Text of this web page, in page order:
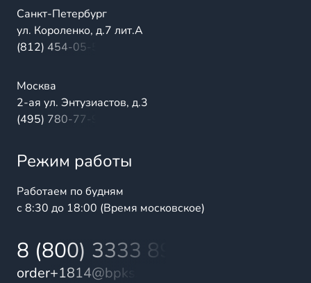
Санкт-Петербург
ул. Короленко, д.7 лит.А
(812) 454-05-54
Москва
2-ая ул. Энтузиастов, д.3
(495) 780-77-98
Режим работы
Работаем по будням
с 8:30 до 18:00 (Время московское)
8 (800) 3333 899
order+1814@bpks.ru